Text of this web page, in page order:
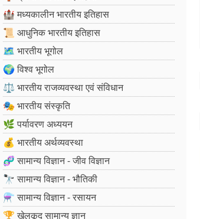
🏰 मध्यकालीन भारतीय इतिहास
📜 आधुनिक भारतीय इतिहास
🗺️ भारतीय भूगोल
🌍 विश्व भूगोल
⚖️ भारतीय राजव्यवस्था एवं संविधान
🎭 भारतीय संस्कृति
🌿 पर्यावरण अध्ययन
💰 भारतीय अर्थव्यवस्था
🧬 सामान्य विज्ञान - जीव विज्ञान
🔭 सामान्य विज्ञान - भौतिकी
⚗️ सामान्य विज्ञान - रसायन
🏆 खेलकूद सामान्य ज्ञान